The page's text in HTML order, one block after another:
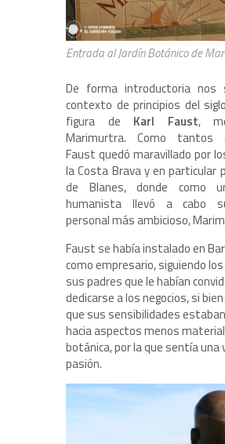
Entrada al Jardín Botánico de
De forma introductoria
contexto de principios del
figura de Karl Faust,
Marimurtra. Como tantos
Faust quedó maravillado por
la Costa Brava y en particular
de Blanes, donde como
humanista llevó a cabo
personal más ambicioso,
Faust se había instalado en
como empresario, siguiendo
sus padres que le habían
dedicarse a los negocios, si
que sus sensibilidades
hacia aspectos menos
botánica, por la que sentía una
pasión.